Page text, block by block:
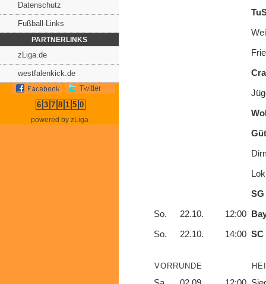
Datenschutz
Fußball-Links
PARTNERLINKS
zLiga.de
westfalenkick.de
6 3 7 8 1 5 0
powered by zLiga
So.
22.10. 12:00
So.
22.10. 14:00 SC
VORRUNDE